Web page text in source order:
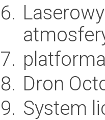
Dron
System